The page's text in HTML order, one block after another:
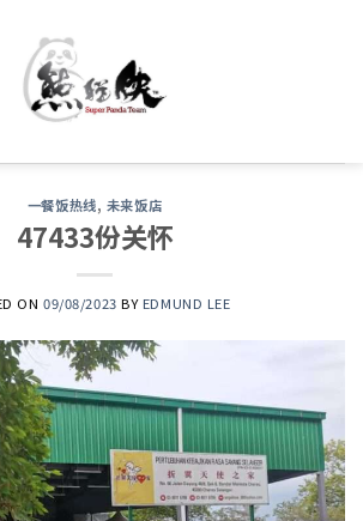
一餐饭热线, 未来饭店
47433份关怀
ON09/08/2023 BY EDMUND LEE